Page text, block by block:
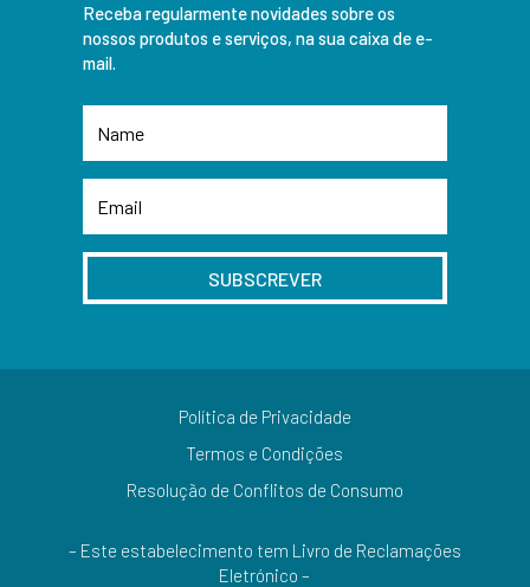
Receba regularmente novidades sobre os
nossos produtos e serviços, na sua caixa de e-
mail.
SUBSCREVER
Política de Privacidade
Termos e Condições
Resolução de Conflitos de Consumo
– Este estabelecimento tem Livro de Reclamações
Eletrónico –